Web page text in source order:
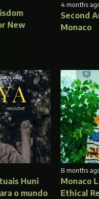
New
4 months
Second
Monaco
Huni
o mundo
8 months
Monaco
Ethical